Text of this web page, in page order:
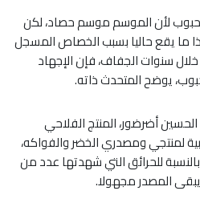
لأن الموسم موسم حصاد، لكن
ما يقع حاليا بسبب الخصاص المسجل
سنوات الجفاف، فإن الإجهاد
يوضح المتحدث ذاته.
أضرضور، المنتج الفلاحي
لمنتجي ومصدري الخضر والفواكه،
للحرائق التي شهدتها عدد من
يبقى المصدر مجهولا.